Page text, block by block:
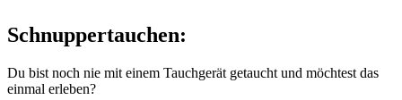
Schnuppertauchen:
Du bist noch nie mit einem Tauchgerät getaucht und möchtest das
einmal erleben?